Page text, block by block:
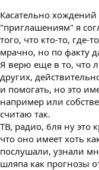
Касательно
"приглашениям" я
того, что кто-то, где-
мрачно, но по факту
Я верю еще в то, что
других,
и помогать, но это
например или
считаю так.
ТВ, радио, 6ля ну это
что оно имеет хоть
послушали, узнали
шляпа как прогнозы